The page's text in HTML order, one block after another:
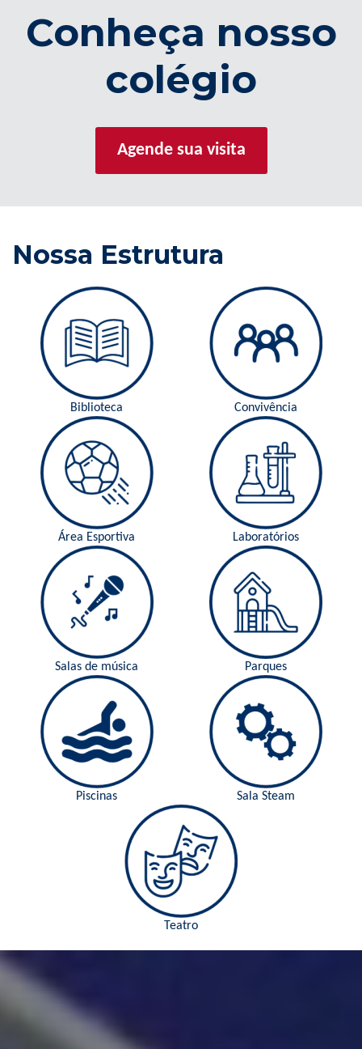
Conheça nosso
colégio
Agende sua visita
Nossa Estrutura
Biblioteca Convivência
Área Esportiva Laboratórios
Salas de música Parques
Piscinas Sala Steam
Teatro